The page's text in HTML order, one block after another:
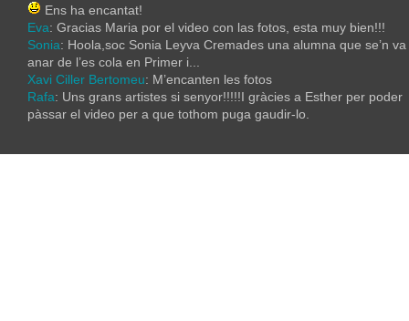
Ens ha encantat!
Eva: Gracias Maria por el video con las fotos, esta muy bien!!!
Sonia: Hoola,soc Sonia Leyva Cremades una alumna que se’n va
anar de l’es cola en Primer i...
Xavi Ciller Bertomeu: M’encanten les fotos
Rafa: Uns grans artistes si senyor!!!!!I gràcies a Esther per poder
pàssar el video per a que tothom puga gaudir-lo.